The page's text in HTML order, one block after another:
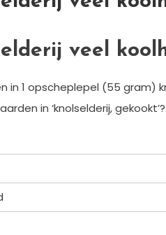
veel
in 1 opscheplepel (55
in ‘knolselderij,